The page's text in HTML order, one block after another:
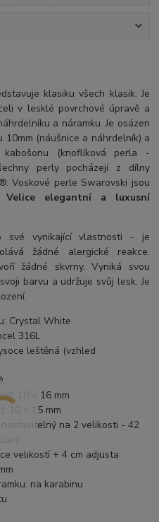
klasiku všech klasik. Je
v lesklé povrchové úpravě a
a náramku. Je osázen
10mm (náušnice a náhrdelník) a
(knoflíková perla -
perly pocházejí z dílny
Voskové perle Swarovski jsou
Velice elegantní a luxusní
vynikající vlastnosti - je
žádné alergické reakce.
žádné skvrny. Vyniká svou
barvu a udržuje svůj lesk. Je
Crystal White
316L
leštěná (vzhled
10 × 16 mm
10 × 15 mm
na 2 velikosti - 42
velikostí + 4 cm adjusta
na karabinu